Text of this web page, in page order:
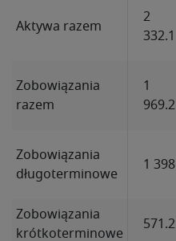
Aktywa razem
2
332.1
Zobowiązania
razem
1
969.2
Zobowiązania
długoterminowe
1 398
Zobowiązania
krótkoterminowe
571.2